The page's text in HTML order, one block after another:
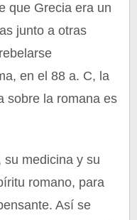
que Grecia era un
junto a otras
en el 88 a. C, la
sobre la romana es
su medicina y su
romano, para
Así se